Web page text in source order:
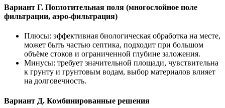
Вариант Г. Поглотительная поля (многослойное поле
фильтрации, аэро-фильтрация)
Плюсы: эффективная биологическая обработка на месте,
может быть частью септика, подходит при большом
объёме стоков и ограниченной глубине заложения.
Минусы: требует значительной площади, чувствительна
к грунту и грунтовым водам, выбор материалов влияет
на долговечность.
Вариант Д. Комбинированные решения